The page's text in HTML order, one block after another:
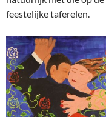
feestelijke taferelen.